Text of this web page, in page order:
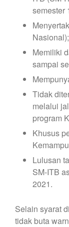
semester
Nasional);
Memiliki
sampai
Tidak
melalui
program
Khusus
Lulusan
SM-ITB
2021.
Selain syarat
tidak buta